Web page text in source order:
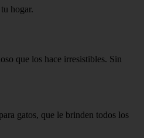
hogar.
que los hace irresistibles. Sin
gatos, que le brinden todos los